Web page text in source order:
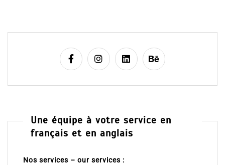
Une équipe à votre service en
français et en anglais
Nos services – our services :